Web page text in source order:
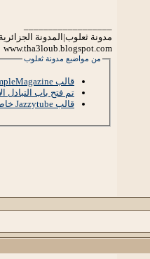
مدونة ثعلوب|المدونة
www.tha3loub.blogspot.com
من مواضيع مدونة ثعلوب
قالب SimpleMagazine البساطة سر الأناقة
تم فتح باب التبادل
قالب Jazzytube خاص بمدونات الفيديو